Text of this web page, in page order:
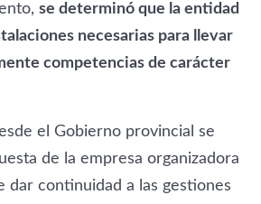
se determinó que la entidad
necesarias para llevar
competencias de carácter
el Gobierno provincial se
de la empresa organizadora
dar continuidad a las gestiones